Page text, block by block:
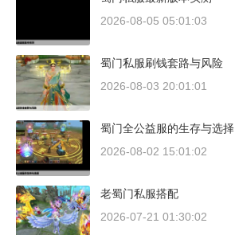
2026-08-05 05:01:03
蜀门私服刷钱套路与风险
2026-08-03 20:01:01
蜀门全公益服的生存与选择
2026-08-02 15:01:02
老蜀门私服搭配
2026-07-21 01:30:02